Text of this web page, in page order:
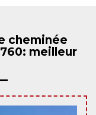
cheminée
meilleur